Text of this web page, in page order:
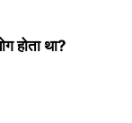
होता था?